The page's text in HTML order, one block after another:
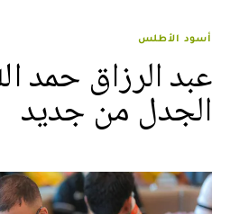
أسود الأطلس
عبد الرزاق حمد
الجدل من جديد